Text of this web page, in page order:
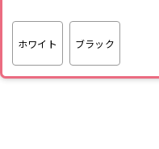
ホワイト ブラック